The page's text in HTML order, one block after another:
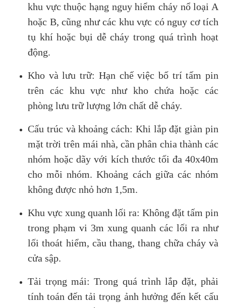
khu vực thuộc hạng nguy hiểm cháy nổ loại A
hoặc B, cũng như các khu vực có nguy cơ tích
tụ khí hoặc bụi dễ cháy trong quá trình hoạt
động.
Kho và lưu trữ: Hạn chế việc bố trí tấm pin
trên các khu vực như kho chứa hoặc các
phòng lưu trữ lượng lớn chất dễ cháy.
Cấu trúc và khoảng cách: Khi lắp đặt giàn pin
mặt trời trên mái nhà, cần phân chia thành các
nhóm hoặc dãy với kích thước tối đa 40x40m
cho mỗi nhóm. Khoảng cách giữa các nhóm
không được nhỏ hơn 1,5m.
Khu vực xung quanh lối ra: Không đặt tấm pin
trong phạm vi 3m xung quanh các lối ra như
lối thoát hiểm, cầu thang, thang chữa cháy và
cửa sập.
Tải trọng mái: Trong quá trình lắp đặt, phải
tính toán đến tải trọng ảnh hưởng đến kết cấu